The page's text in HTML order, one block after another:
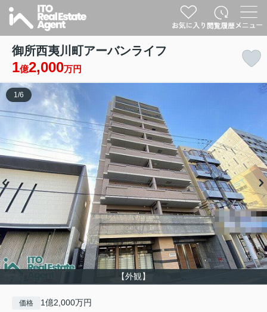
御所西夷川町アーバンライフ
1億2,000万円
【外観】
1 /6
価格 1億2,000万円